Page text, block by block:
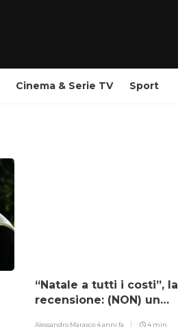
Cinema & Serie TV Sport
“Natale a tutti i costi”, la
recensione: (NON) un
Alessandro Marasco4 anni fa 4 min